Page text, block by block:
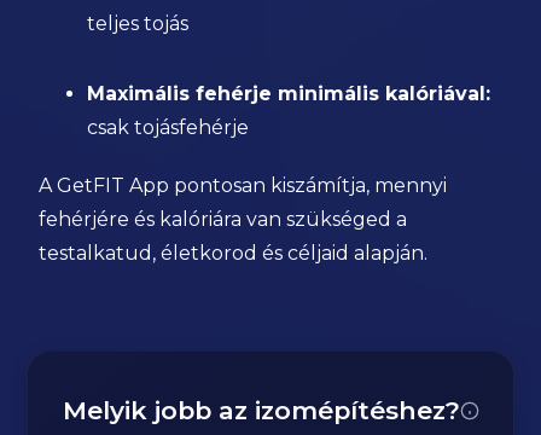
teljes tojás
Maximális fehérje minimális kalóriával:
csak tojásfehérje
A GetFIT App pontosan kiszámítja, mennyi
fehérjére és kalóriára van szükséged a
testalkatud, életkorod és céljaid alapján.
Melyik jobb az izomépítéshez?